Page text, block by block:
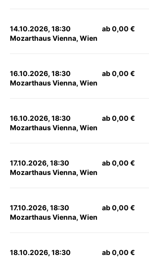
14.10.2026, 18:30
Mozarthaus Vienna, Wien
ab 0,00 €
16.10.2026, 18:30
Mozarthaus Vienna, Wien
ab 0,00 €
16.10.2026, 18:30
Mozarthaus Vienna, Wien
ab 0,00 €
17.10.2026, 18:30
Mozarthaus Vienna, Wien
ab 0,00 €
17.10.2026, 18:30
Mozarthaus Vienna, Wien
ab 0,00 €
18.10.2026, 18:30
ab 0,00 €